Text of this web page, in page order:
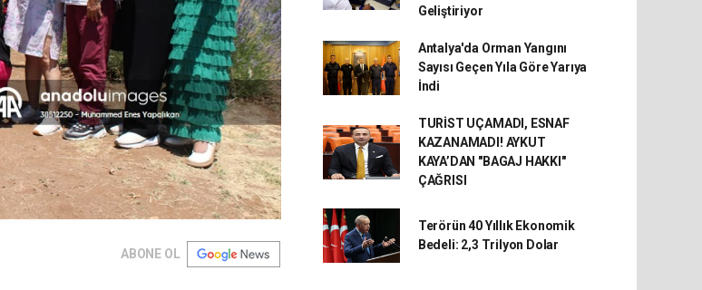
ABONE OL
Geliştiriyor
Antalya'da Orman Yangını
Sayısı Geçen Yıla Göre Yarıya
İndi
TURİST UÇAMADI, ESNAF
KAZANAMADI! AYKUT
KAYA’DAN "BAGAJ HAKKI"
ÇAĞRISI
Terörün 40 Yıllık Ekonomik
Bedeli: 2,3 Trilyon Dolar